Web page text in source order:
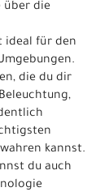
über die
ideal für den
die du dir
kannst.
du auch